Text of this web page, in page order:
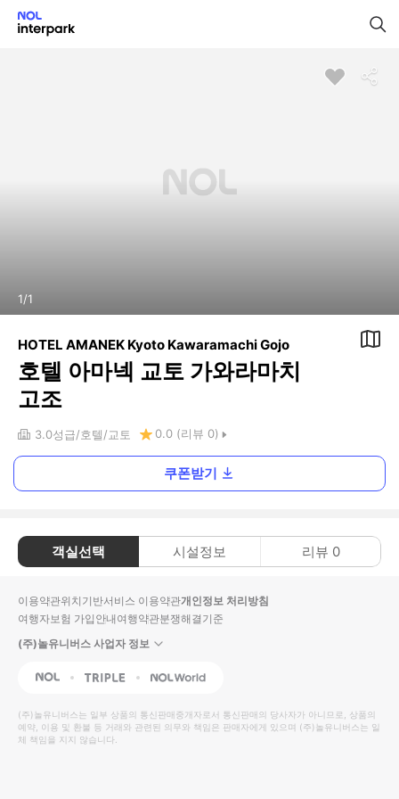
1/1
HOTEL AMANEK Kyoto Kawaramachi Gojo
호텔 아마넥 교토 가와라마치
고조
3.0성급 호텔 교토 0.0 (리뷰 0)
쿠폰받기
객실선택 시설정보 리뷰 0
이용약관위치기반서비스 이용약관개인정보 처리방침
여행자보험 가입안내여행약관분쟁해결기준
(주)놀유니버스 사업자 정보
NOL Triple Interpark Global
(주)놀유니버스는 일부 상품의 통신판매중개자로서 통신판매의 당사자가 아니므로, 상품의
예약, 이용 및 환불 등 거래와 관련된 의무와 책임은 판매자에게 있으며 (주)놀유니버스는 일
체 책임을 지지 않습니다.